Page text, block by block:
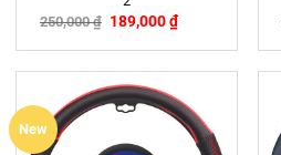
250,000₫ 189,000₫
New